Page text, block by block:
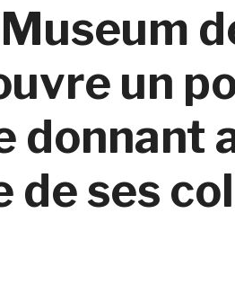
un
donnant
de ses